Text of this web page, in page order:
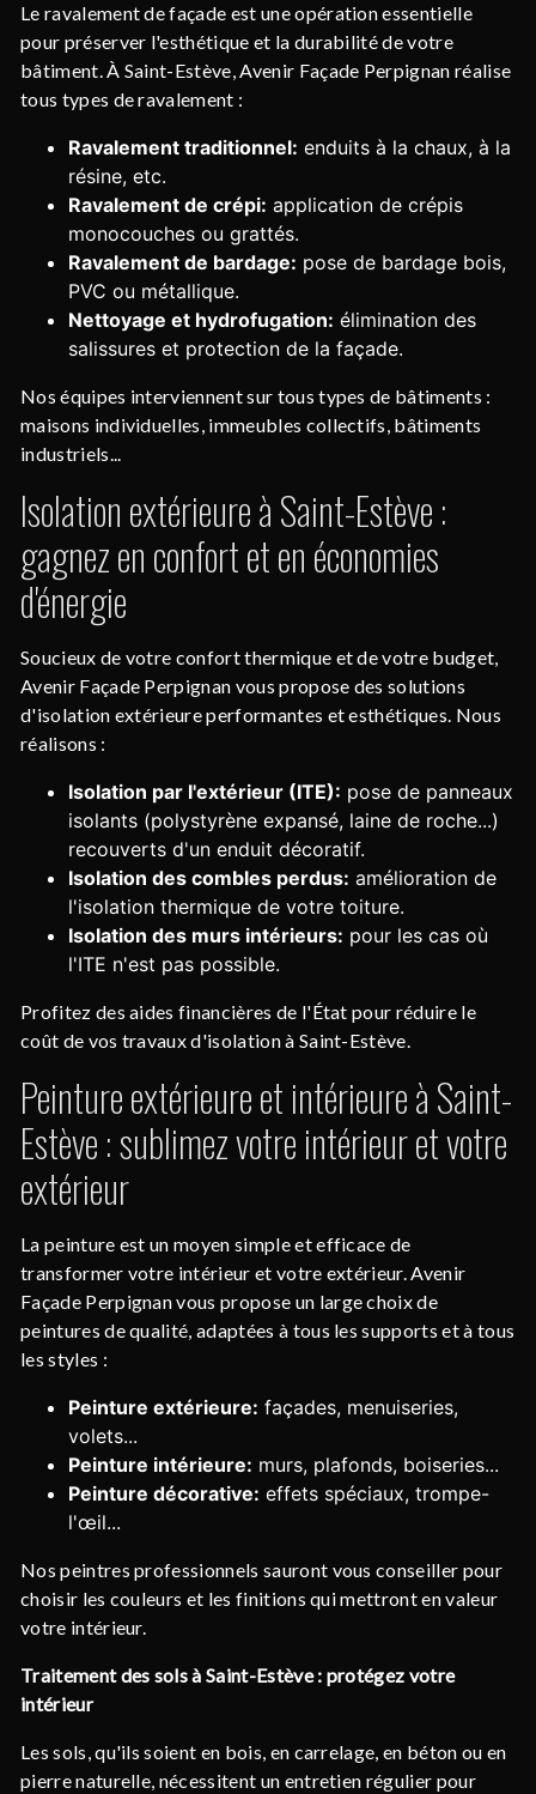
Le ravalement de façade est une opération essentielle
pour préserver l'esthétique et la durabilité de votre
bâtiment. À Saint-Estève, Avenir Façade Perpignan réalise
tous types de ravalement :
Ravalement traditionnel: enduits à la chaux, à la
résine, etc.
Ravalement de crépi: application de crépis
monocouches ou grattés.
Ravalement de bardage: pose de bardage bois,
PVC ou métallique.
Nettoyage et hydrofugation: élimination des
salissures et protection de la façade.
Nos équipes interviennent sur tous types de bâtiments :
maisons individuelles, immeubles collectifs, bâtiments
industriels...
Isolation extérieure à Saint-Estève :
gagnez en confort et en économies
d'énergie
Soucieux de votre confort thermique et de votre budget,
Avenir Façade Perpignan vous propose des solutions
d'isolation extérieure performantes et esthétiques. Nous
réalisons :
Isolation par l'extérieur (ITE): pose de panneaux
isolants (polystyrène expansé, laine de roche...)
recouverts d'un enduit décoratif.
Isolation des combles perdus: amélioration de
l'isolation thermique de votre toiture.
Isolation des murs intérieurs: pour les cas où
l'ITE n'est pas possible.
Profitez des aides financières de l'État pour réduire le
coût de vos travaux d'isolation à Saint-Estève.
Peinture extérieure et intérieure à Saint-
Estève : sublimez votre intérieur et votre
extérieur
La peinture est un moyen simple et efficace de
transformer votre intérieur et votre extérieur. Avenir
Façade Perpignan vous propose un large choix de
peintures de qualité, adaptées à tous les supports et à tous
les styles :
Peinture extérieure: façades, menuiseries,
volets...
Peinture intérieure: murs, plafonds, boiseries...
Peinture décorative: effets spéciaux, trompe-
l'œil...
Nos peintres professionnels sauront vous conseiller pour
choisir les couleurs et les finitions qui mettront en valeur
votre intérieur.
Traitement des sols à Saint-Estève : protégez votre
intérieur
Les sols, qu'ils soient en bois, en carrelage, en béton ou en
pierre naturelle, nécessitent un entretien régulier pour